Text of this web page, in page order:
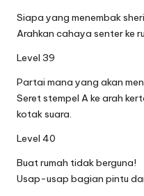
Siapa yang menembak
Arahkan cahaya senter ke
Level 39
Partai mana yang akan
Seret stempel A ke arah
kotak suara.
Level 40
Buat rumah tidak berguna!
Usap-usap bagian pintu